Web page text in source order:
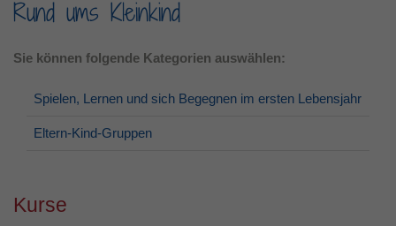
Rund ums Kleinkind
Sie können folgende Kategorien auswählen:
Spielen, Lernen und sich Begegnen im ersten Lebensjahr
Eltern-Kind-Gruppen
Kurse
Laufzeit 1 Jahr
Dieses Cookie wird verwendet, um Ihre
speichern.